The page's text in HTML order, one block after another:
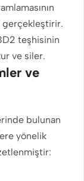
teşhisinin
ve siler.
ve
bulunan
yönelik